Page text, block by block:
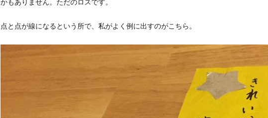
かもありません。ただのロスです。
点と点が線になるという所で、私がよく例に出すのがこちら。